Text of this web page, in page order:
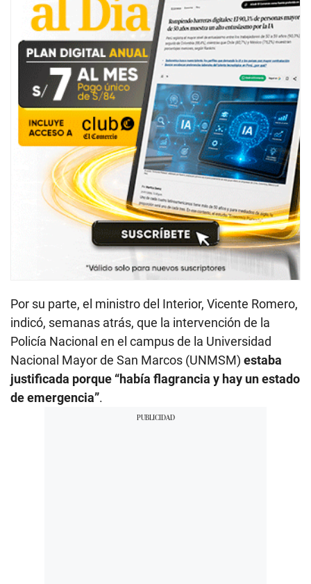
Por su parte, el ministro del Interior, Vicente Romero,
indicó, semanas atrás, que la intervención de la
Policía Nacional en el campus de la Universidad
Nacional Mayor de San Marcos (UNMSM) estaba
justificada porque “había flagrancia y hay un estado
de emergencia”.